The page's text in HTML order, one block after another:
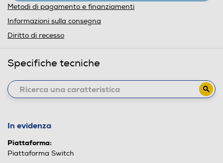
Metodi di pagamento e finanziamenti
Informazioni sulla consegna
Diritto di recesso
Specifiche tecniche
In evidenza
Piattaforma:
Piattaforma Switch